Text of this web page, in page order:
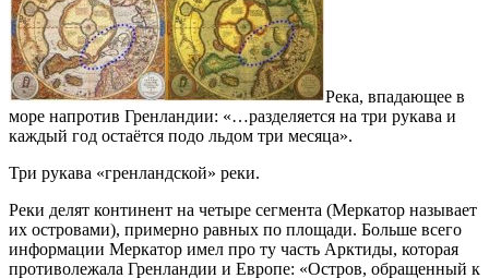
Река, впадающее в
море напротив Гренландии: «…разделяется на три рукава и
каждый год остаётся подо льдом три месяца».
Три рукава «гренландской» реки.
Реки делят континент на четыре сегмента (Меркатор называет
их островами), примерно равных по площади. Больше всего
информации Меркатор имел про ту часть Арктиды, которая
противолежала Гренландии и Европе: «Остров, обращенный к